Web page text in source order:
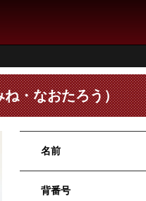
・なおたろう）
名前
背番号